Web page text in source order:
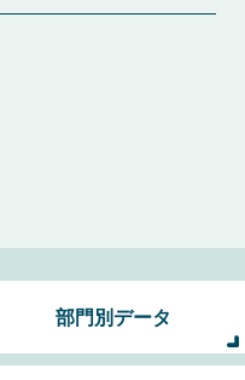
部門別データ